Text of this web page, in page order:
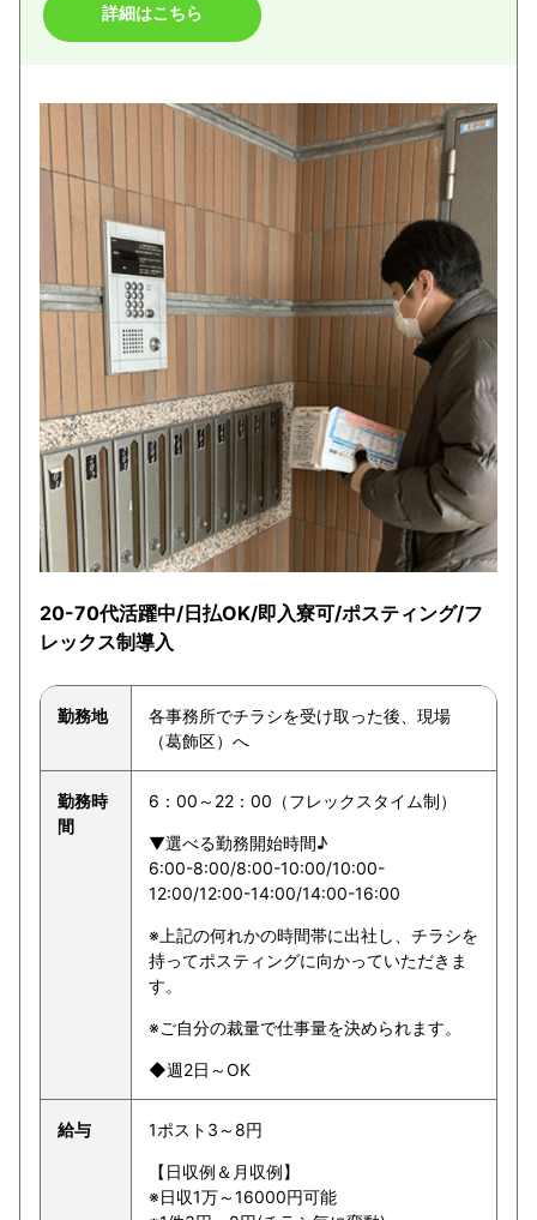
詳細はこちら
20-70代活躍中/日払OK/即入寮可/ポスティング/フ
レックス制導入
勤務地
各事務所でチラシを受け取った後、現場
（葛飾区）へ
勤務時
間
6：00～22：00（フレックスタイム制）
▼選べる勤務開始時間♪
6:00-8:00/8:00-10:00/10:00-
12:00/12:00-14:00/14:00-16:00
※上記の何れかの時間帯に出社し、チラシを
持ってポスティングに向かっていただきま
す。
※ご自分の裁量で仕事量を決められます。
◆週2日～OK
給与 1ポスト3～8円
【日収例＆月収例】
※日収1万～16000円可能